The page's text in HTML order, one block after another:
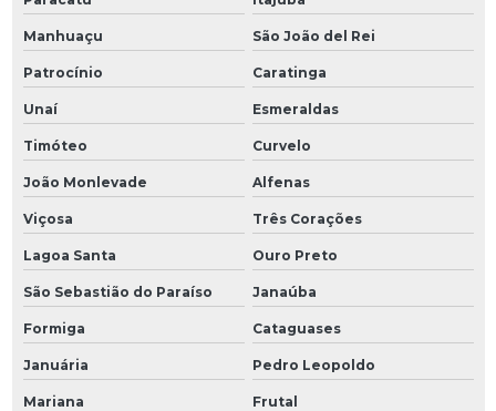
Manhuaçu São João del Rei
Patrocínio Caratinga
Unaí Esmeraldas
Timóteo Curvelo
João Monlevade Alfenas
Viçosa Três Corações
Lagoa Santa Ouro Preto
São Sebastião do Paraíso Janaúba
Formiga Cataguases
Januária Pedro Leopoldo
Mariana Frutal